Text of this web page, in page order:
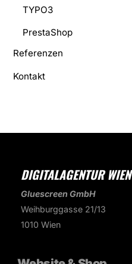
TYPO3
PrestaShop
Referenzen
Kontakt
DIGITALAGENTUR WIEN
Gluescreen GmbH
Weihburggasse 21/13
1010 Wien